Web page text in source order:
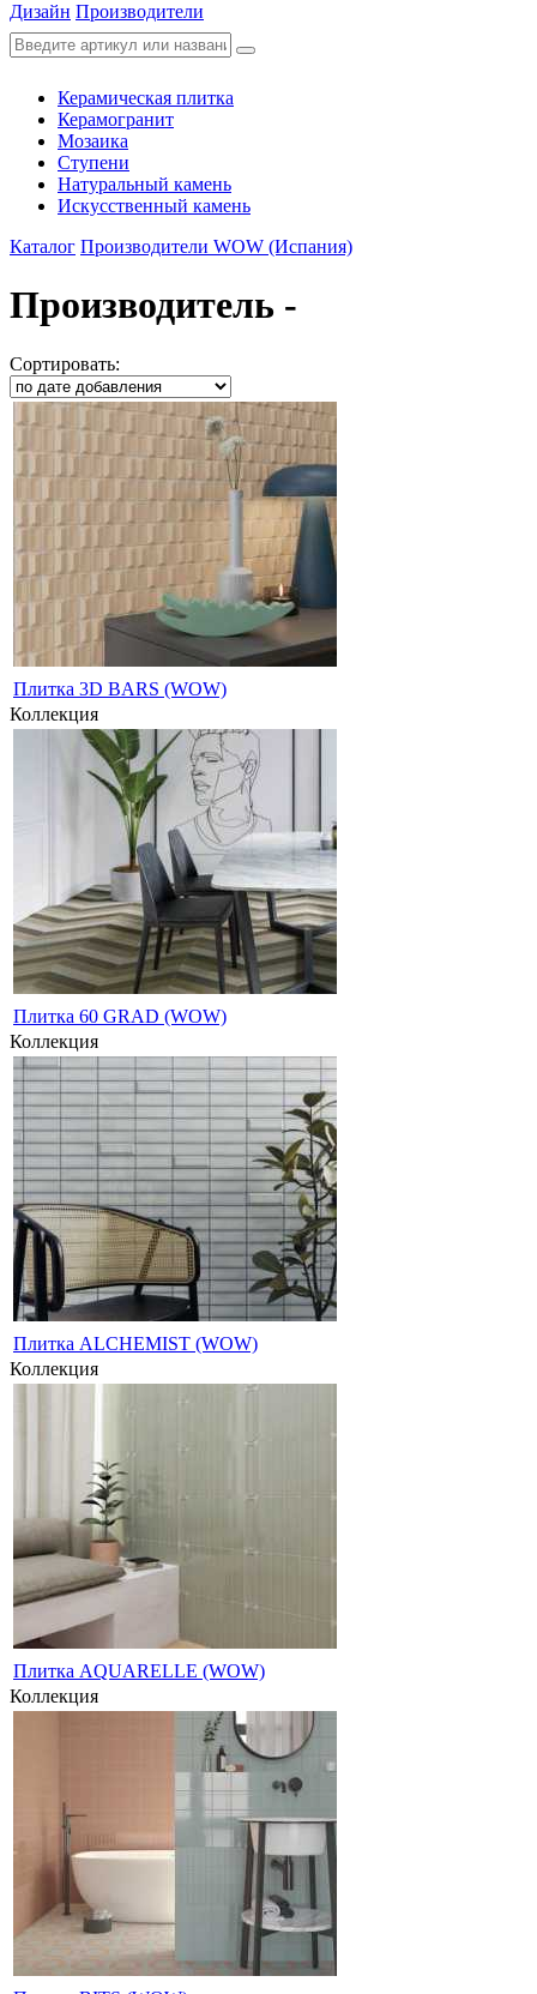
Дизайн Производители
Керамическая плитка
Керамогранит
Мозаика
Ступени
Натуральный камень
Искусственный камень
Каталог Производители WOW (Испания)
Производитель -
Сортировать:
Плитка 3D BARS (WOW)
Коллекция
Плитка 60 GRAD (WOW)
Коллекция
Плитка ALCHEMIST (WOW)
Коллекция
Плитка AQUARELLE (WOW)
Коллекция